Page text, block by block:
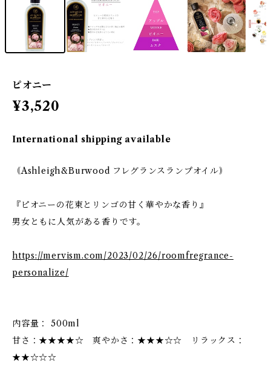
ピオニー
¥3,520
International shipping available
｟Ashleigh&Burwood フレグランスランプオイル｠
『ピオニーの花束とリンゴの甘く華やかな香り』
男女ともに人気がある香りです。
https://mervism.com/2023/02/26/roomfregrance-
personalize/
内容量： 500ml
甘さ：★★★★☆ 爽やかさ：★★★☆☆ リラックス：
★★☆☆☆